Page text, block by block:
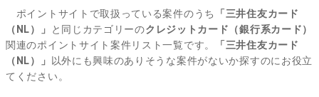
ポイントサイトで取扱っている案件のうち
「三井住友カード
（NL）」
と同じカテゴリーのクレジットカード（銀行系カード）
関連のポイントサイト案件リスト一覧です。
「三井住友カード
（NL）」
以外にも興味のありそうな案件がないか探すのにお役立
てください。